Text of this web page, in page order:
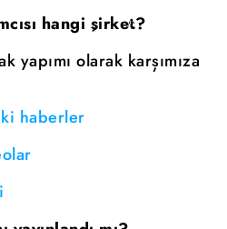
hangi şirket?
yapımı olarak karşımıza
haberler